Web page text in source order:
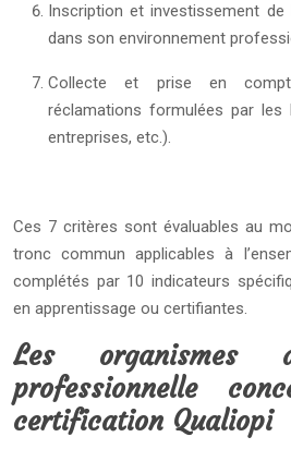
Inscription et investissement de
dans son environnement
Collecte et prise en
réclamations formulées par les
entreprises, etc.).
Ces 7 critères sont évaluables au
tronc commun applicables à
complétés par 10 indicateurs
en apprentissage ou certifiantes.
Les organismes
professionnelle
certification Qualiopi